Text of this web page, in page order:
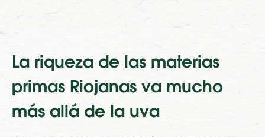
La riqueza de las materias
primas Riojanas va mucho
más allá de la uva